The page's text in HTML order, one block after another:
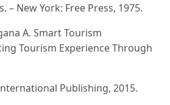
New York: Free Press, 1975.
A. Smart Tourism
Tourism Experience Through
Publishing, 2015.